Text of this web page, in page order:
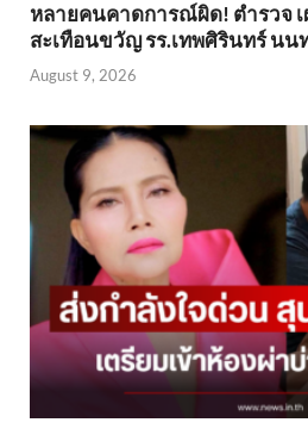
หลายคนคาดการณ์ผิด! ตำรวจ เ
สะเทือนขวัญ รร.เทพศิรินทร์ นน
August 9, 2026